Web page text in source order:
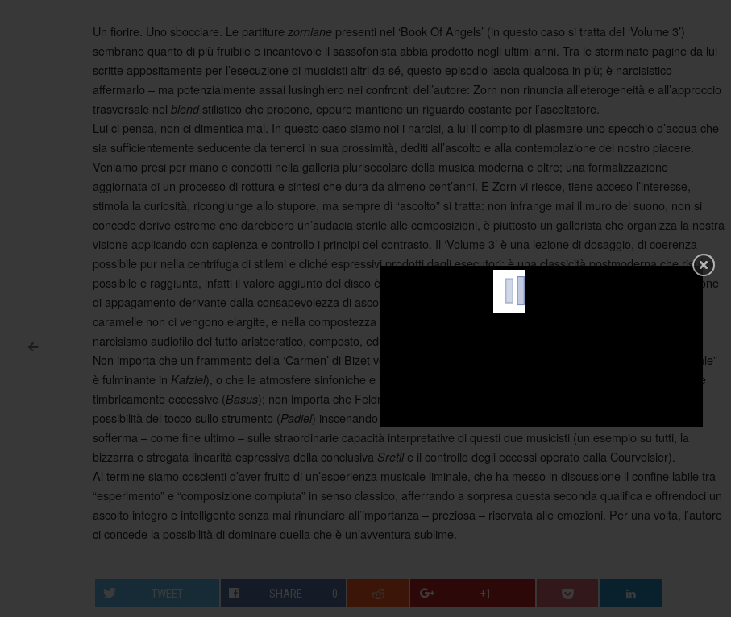
Post navigation
<
Un fiorire. Uno sbocciare. Le partiture zorniane presenti nel ‘Book Of Angels’ (in questo caso si tratta del ‘Volume 3’)
sembrano quanto di più fruibile e incantevole il sassofonista abbia prodotto negli ultimi anni. Tra le sterminate pagine da lui
scritte appositamente per l’esecuzione di musicisti altri da sé, questo episodio lascia qualcosa in più; è narcisistico
affermarlo – ma potenzialmente assai lusinghiero nei confronti dell’autore: Zorn non rinuncia all’eterogeneità e all’approccio
trasversale nel blendstilistico che propone, eppure mantiene un riguardo costante per l’ascoltatore.
Lui ci pensa, non ci dimentica mai. In questo caso siamo noi i narcisi, a lui il compito di plasmare uno specchio d’acqua che
sia sufficientemente seducente da tenerci in sua prossimità, dediti all’ascolto e alla contemplazione del nostro piacere.
Veniamo presi per mano e condotti nella galleria plurisecolare della musica moderna e oltre; una formalizzazione
aggiornata di un processo di rottura e sintesi che dura da almeno cent’anni. E Zorn vi riesce, tiene acceso l’interesse,
stimola la curiosità, ricongiunge allo stupore, ma sempre di “ascolto” si tratta: non infrange mai il muro del suono, non si
concede derive estreme che darebbero un’audacia sterile alle composizioni, è piuttosto un gallerista che organizza la nostra
visione applicando con sapienza e controllo i principi del contrasto. Il ‘Volume 3’ è una lezione di dosaggio, di coerenza
possibile pur nella centrifuga di stilemi e cliché espressivi prodotti dagli esecutori; è una classicità postmoderna che risulta
possibile e raggiunta, infatti il valore aggiunto del disco è il suo non essere
alternativo
… questo non fornire una sensazione
di appagamento derivante dalla consapevolezza di ascoltare “un disco difficile” o un “esperimento sonoro”. Le facili
caramelle non ci vengono elargite, e nella compostezza del nostro ascolto afferriamo un piacere ormai raro, ovvero un
narcisismo audiofilo del tutto aristocratico, composto, educato.
Non importa che un frammento della ‘Carmen’ di Bizet venga citato a mo’ d’intermezzo dada (l’effetto “Gioconda musicale”
è fulminante in Kafziel), o che le atmosfere sinfoniche e i barocchismi si spezzino in favore di lascive fughe
oscure e
timbricamente eccessive (Basus); non importa che Feldman (violino) e Courvoisier (pianoforte) esplorino un po’ tutte le
possibilità del tocco sullo strumento (Padiel) inscenando la rappresentazione della loro esperienza di esecutori, né ci si
sofferma – come fine ultimo – sulle straordinarie capacità interpretative di questi due musicisti (un esempio su tutti, la
bizzarra e stregata linearità espressiva della conclusiva Sretile il controllo degli eccessi operato dalla Courvoisier).
Al termine siamo coscienti d’aver fruito di un’esperienza musicale liminale, che ha messo in discussione il confine labile tra
“esperimento” e “composizione compiuta” in senso classico, afferrando a sorpresa questa seconda qualifica e offrendoci un
ascolto integro e intelligente senza mai rinunciare all’importanza – preziosa – riservata alle emozioni. Per una volta, l’autore
ci concede la possibilità di dominare quella che è un’avventura sublime.
TWEET SHARE 0 +1